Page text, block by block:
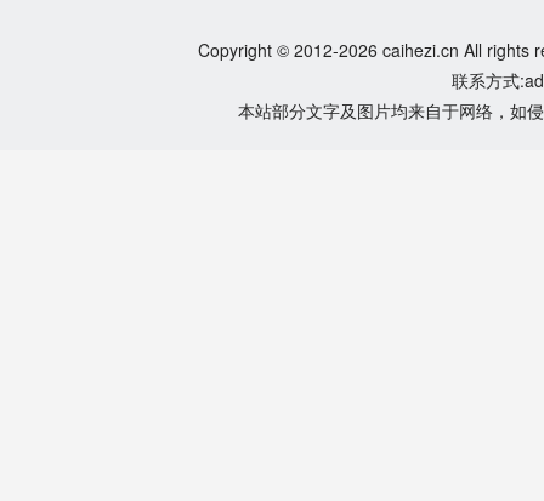
Copyright © 2012-2026 caihezi.cn All rights
联系方式
本站部分文字及图片均来自于网络，如